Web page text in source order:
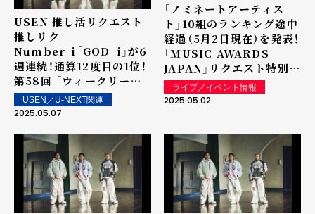
USEN 推し活リクエスト
推しリク
Number_i「GOD_i」が6
週連続！通算12度目の1位！
第58回 「ウィークリーラ
ンキング」を発表～ 上位ラ
ンクイン楽曲は街中・店内
USEN／U-NEXT関連
2025.05.07
「ノミネートアーティス
ト」10組のランキング途中
経過（5月2日現在）を発表！
「MUSIC AWARDS
JAPAN」リクエスト特別賞
「推し活リクエスト・アー
ティスト・オブ・ザ・イヤー
ライブ／イベント情報
2025.05.02